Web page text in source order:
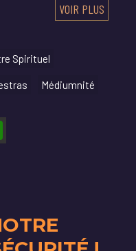
VOIR PLUS
Spirituel
Médiumnité